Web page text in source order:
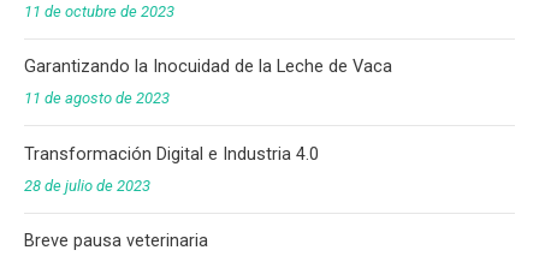
11 de octubre de 2023
Garantizando la Inocuidad de la Leche de Vaca
11 de agosto de 2023
Transformación Digital e Industria 4.0
28 de julio de 2023
Breve pausa veterinaria